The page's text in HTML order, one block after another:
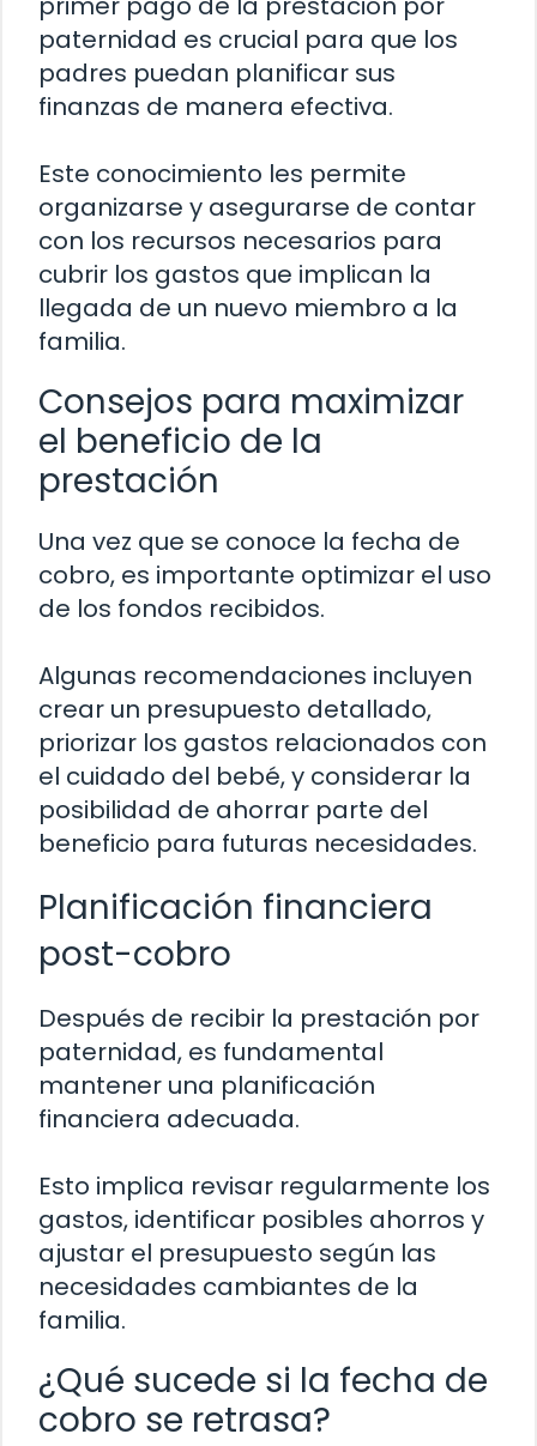
paternidad es crucial para que los
padres puedan planificar sus
finanzas de manera efectiva.
Este conocimiento les permite
organizarse y asegurarse de contar
con los recursos necesarios para
cubrir los gastos que implican la
llegada de un nuevo miembro a la
familia.
Consejos para maximizar
el beneficio de la
prestación
Una vez que se conoce la fecha de
cobro, es importante optimizar el uso
de los fondos recibidos.
Algunas recomendaciones incluyen
crear un presupuesto detallado,
priorizar los gastos relacionados con
el cuidado del bebé, y considerar la
posibilidad de ahorrar parte del
beneficio para futuras necesidades.
Planificación financiera
post-cobro
Después de recibir la prestación por
paternidad, es fundamental
mantener una planificación
financiera adecuada.
Esto implica revisar regularmente los
gastos, identificar posibles ahorros y
ajustar el presupuesto según las
necesidades cambiantes de la
familia.
¿Qué sucede si la fecha de
cobro se retrasa?